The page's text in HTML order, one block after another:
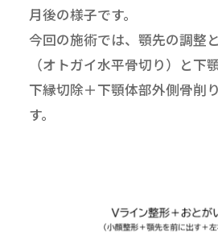
月後の様子です。
今回の施術では、顎先の調整
（オトガイ水平骨切り）と下
下縁切除＋下顎体部外側骨削
す。